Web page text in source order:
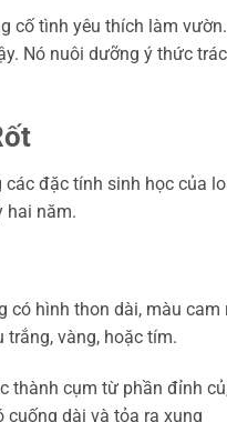
cố tình yêu thích làm vườn.
Nó nuôi dưỡng ý thức
đặc tính sinh học của
hai năm.
có hình thon dài, màu cam
trắng, vàng, hoặc tím.
thành cụm từ phần đỉnh
dài và tỏa ra xung